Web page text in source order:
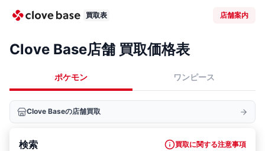
買取表 店舗案内
Clove Base店舗 買取価格表
ポケモン ワンピース
Clove Baseの店舗買取
検索 買取に関する注意事項